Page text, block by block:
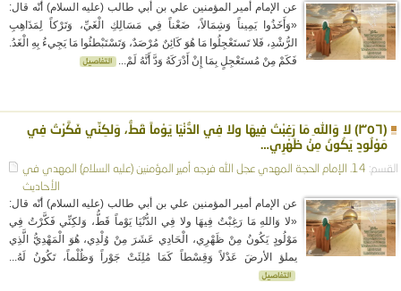
عن الإمام أمير المؤمنين علي بن أبي طالب (عليه السلام) أنّه قال:
«وَأَخَذُوا يَمِيناً وَشِمَالاً، ضَعْناً فِي مَسَالِكِ الْغَيِّ، وَتَرْكاً لِمَذَاهِبِ
الرُّشْدِ، فَلا تَستَعْجِلُوا مَا هُوَ كَائِنٌ مُرْصَدٌ، وَتَسْتَبْطئُوا مَا يَجِيءُ بِهِ الْغَدُ.
فَكَمْ مِنْ مُستَعْجِلٍ بِمَا إِنْ أَدْرَكَهُ وَدَّ أَنَّهُ لَمْ...
(٣٥٦) لا وَاللهِ مَا رَغِبْتُ فِيهَا ولا فِي الدُّنْيَا يَوْماً قَطُّ، وَلكِنِّي فَكَّرْتُ فِي
مَوْلُودٍ يَكُونُ مِنْ ظَهْرِي…
القسم: 14. الإمام الحجة المهدي عجل الله فرجه أمير المؤمنين (عليه السلام) المهدي في
الأحاديث
عن الإمام أمير المؤمنين علي بن أبي طالب (عليه السلام) أنّه قال:
«لا وَاللهِ مَا رَغِبْتُ فِيهَا ولا فِي الدُّنْيَا يَوْماً قَطُّ، وَلكِنِّي فَكَّرْتُ فِي
مَوْلُودٍ يَكُونُ مِنْ ظَهْرِي، الْحَادِي عَشَرَ مِنْ وُلْدِي، هُوَ الْمَهْدِيُّ الَّذِي
يملؤ الأرضَ عَدْلاً وَقِسْطاً كَمَا مُلِئَتْ جَوْراً وَظُلْماً، تَكُونُ لَهُ...